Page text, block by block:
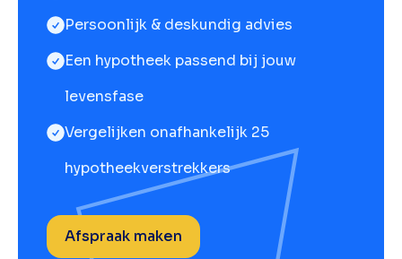
Persoonlijk & deskundig advies
Een hypotheek passend bij jouw
levensfase
Vergelijken onafhankelijk 25
hypotheekverstrekkers
Afspraak maken